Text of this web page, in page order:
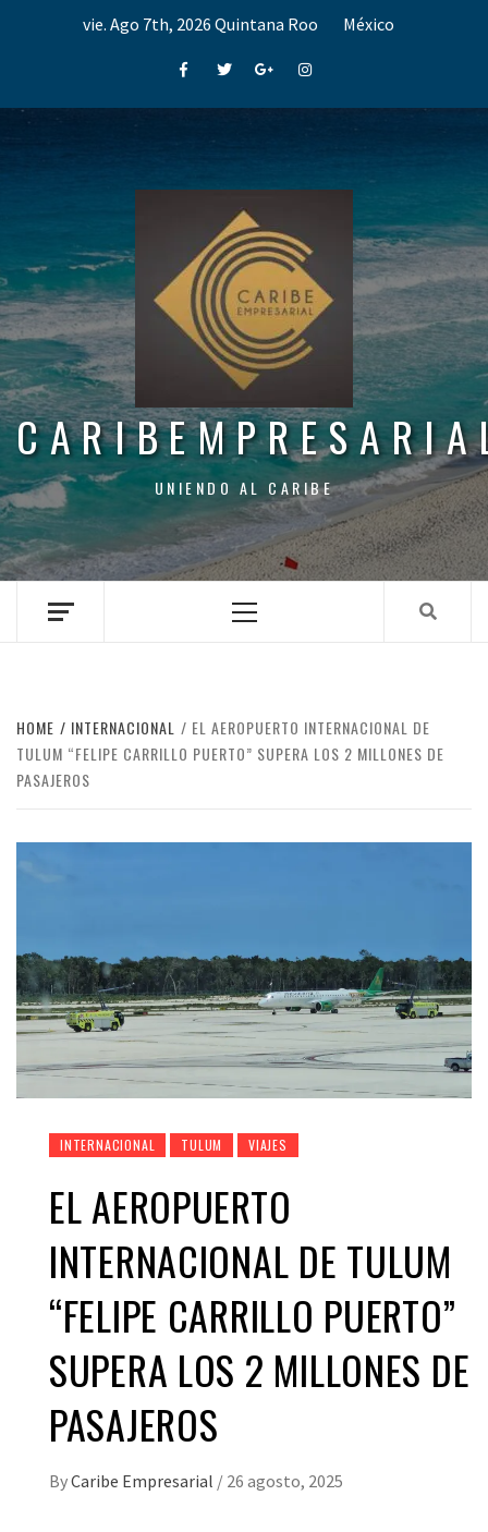
vie. Ago 7th, 2026 Quintana Roo México
FacebookTwitterGoogle+Instagram
UNIENDO AL CARIBE
Menu
HOME INTERNACIONAL
EL AEROPUERTO INTERNACIONAL DE
TULUM “FELIPE CARRILLO PUERTO” SUPERA LOS 2 MILLONES DE
PASAJEROS
INTERNACIONAL TULUM VIAJES
EL AEROPUERTO
INTERNACIONAL DE TULUM
“FELIPE CARRILLO PUERTO”
SUPERA LOS 2 MILLONES DE
PASAJEROS
ByCaribe Empresarial / 26 agosto, 2025